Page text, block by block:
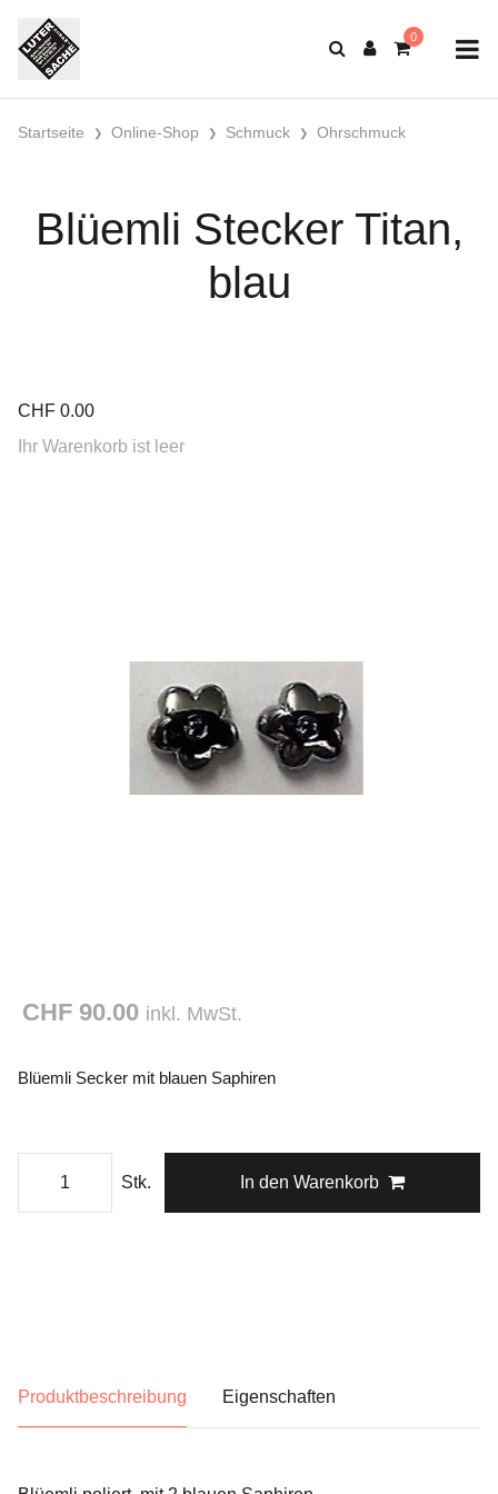
Startseite Online-Shop Schmuck Ohrschmuck
Blüemli Stecker Titan,
blau
CHF 0.00
Ihr Warenkorb ist leer
CHF 90.00 inkl. MwSt.
Blüemli Secker mit blauen Saphiren
Stk. In den Warenkorb
Produktbeschreibung Eigenschaften